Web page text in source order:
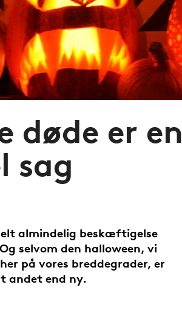
døde er en
sag
almindelig beskæftigelse
selvom den halloween, vi
på vores breddegrader, er
andet end ny.